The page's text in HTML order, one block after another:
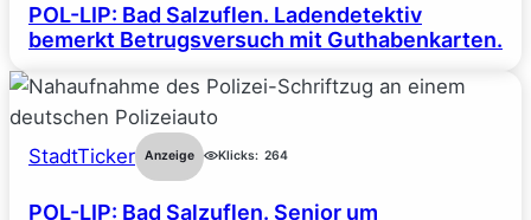
POL-LIP: Bad Salzuflen. Ladendetektiv
bemerkt Betrugsversuch mit Guthabenkarten.
StadtTicker Anzeige Klicks: 264
POL-LIP: Bad Salzuflen. Senior um